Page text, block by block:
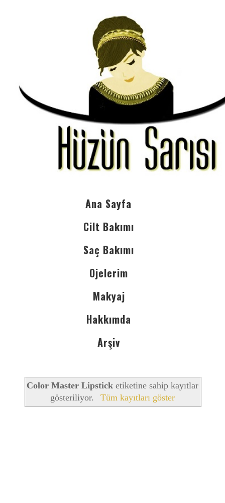
Ana Sayfa
Cilt Bakımı
Saç Bakımı
Ojelerim
Makyaj
Hakkımda
Arşiv
Color Master Lipstick etiketine sahip kayıtlar
gösteriliyor.
Tüm kayıtları göster